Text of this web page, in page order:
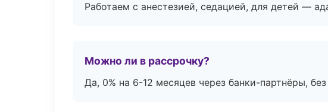
Работаем с анестезией, седацией, для детей —
Можно ли в рассрочку?
Да, 0% на 6-12 месяцев через банки-партнёры, без